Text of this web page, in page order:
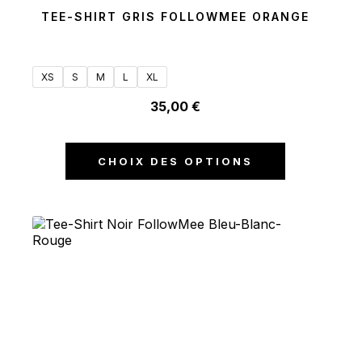
TEE-SHIRT GRIS FOLLOWMEE ORANGE
XS S M L XL
35,00€
CHOIX DES OPTIONS